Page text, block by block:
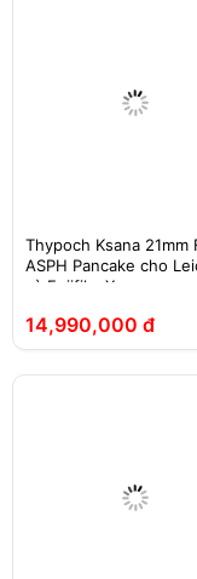
Thypoch Ksana 21mm
ASPH Pancake cho
và Fujifilm X
14,990,000 đ